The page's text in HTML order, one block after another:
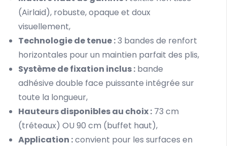
(Airlaid), robuste, opaque et doux
visuellement,
Technologie de tenue :3 bandes de renfort
horizontales pour un maintien parfait des plis,
Système de fixation inclus : bande
adhésive double face puissante intégrée sur
toute la longueur,
Hauteurs disponibles au choix : 73 cm
(tréteaux) OU 90 cm (buffet haut),
Application :convient pour les surfaces en